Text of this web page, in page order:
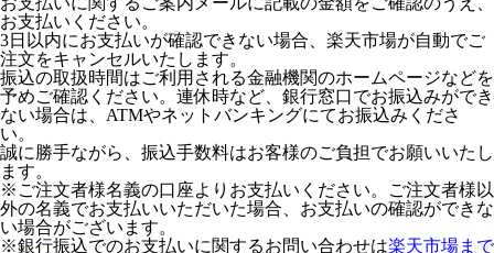
お支払いください。
3日以内にお支払いが確認できない場合、楽天市場が自動でご
注文をキャンセルいたします。
振込の取扱時間はご利用される金融機関のホームページなどを
予めご確認ください。連休時など、銀行窓口でお振込みができ
ない場合は、ATMやネットバンキングにてお振込みくださ
い。
誠に勝手ながら、振込手数料はお客様のご負担でお願いいたし
ます。
※ご注文者様名義の口座よりお支払いください。ご注文者様以
外の名義でお支払いいただいた場合、お支払いの確認ができな
い場合がございます。
※銀行振込でのお支払いに関するお問い合わせは楽天市場まで